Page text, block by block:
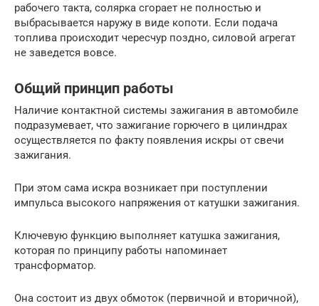
рабочего такта, солярка сгорает не полностью и
выбрасывается наружу в виде копоти. Если подача
топлива происходит чересчур поздно, силовой агрегат
не заведется вовсе.
Общий принцип работы
Наличие контактной системы зажигания в автомобиле
подразумевает, что зажигание горючего в цилиндрах
осуществляется по факту появления искры от свечи
зажигания.
При этом сама искра возникает при поступлении
импульса высокого напряжения от катушки зажигания.
Ключевую функцию выполняет катушка зажигания,
которая по принципу работы напоминает
трансформатор.
Она состоит из двух обмоток (первичной и вторичной),